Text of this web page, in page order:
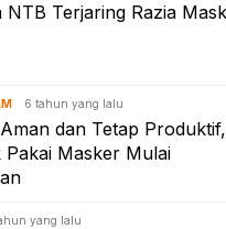
NTB Terjaring Razia
6 tahun yang lalu
dan Tetap Produktif,
Pakai Masker Mulai
yang lalu